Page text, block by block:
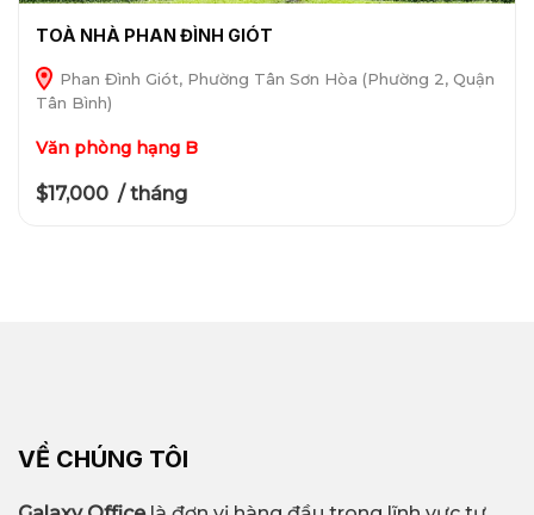
TOÀ NHÀ PHAN ĐÌNH GIÓT
Phan Đình Giót, Phường Tân Sơn Hòa (Phường 2, Quận
Tân Bình)
Văn phòng hạng B
$17,000 / tháng
VỀ CHÚNG TÔI